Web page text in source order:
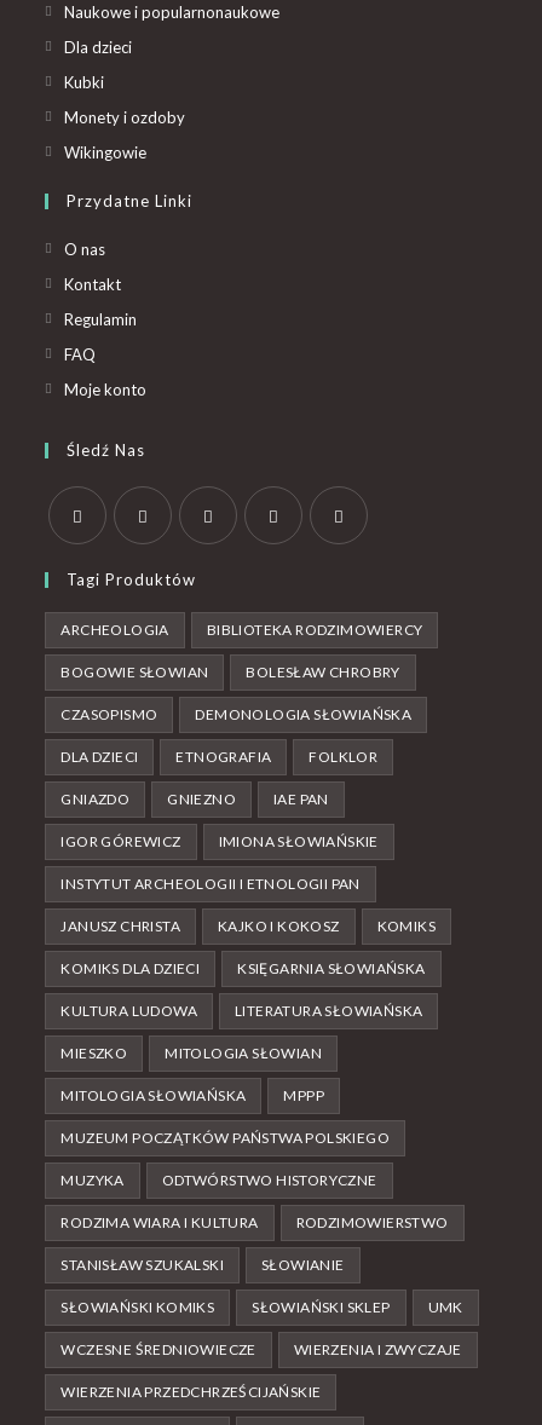
Naukowe i popularnonaukowe
Dla dzieci
Kubki
Monety i ozdoby
Wikingowie
Przydatne Linki
O nas
Kontakt
Regulamin
FAQ
Moje konto
Śledź Nas
Tagi Produktów
ARCHEOLOGIA BIBLIOTEKA RODZIMOWIERCY
BOGOWIE SŁOWIAN BOLESŁAW CHROBRY
CZASOPISMO DEMONOLOGIA SŁOWIAŃSKA
DLA DZIECI ETNOGRAFIA FOLKLOR
GNIAZDO GNIEZNO IAE PAN
IGOR GÓREWICZ IMIONA SŁOWIAŃSKIE
INSTYTUT ARCHEOLOGII I ETNOLOGII PAN
JANUSZ CHRISTA KAJKO I KOKOSZ KOMIKS
KOMIKS DLA DZIECI KSIĘGARNIA SŁOWIAŃSKA
KULTURA LUDOWA LITERATURA SŁOWIAŃSKA
MIESZKO MITOLOGIA SŁOWIAN
MITOLOGIA SŁOWIAŃSKA MPPP
MUZEUM POCZĄTKÓW PAŃSTWA POLSKIEGO
MUZYKA ODTWÓRSTWO HISTORYCZNE
RODZIMA WIARA I KULTURA RODZIMOWIERSTWO
STANISŁAW SZUKALSKI SŁOWIANIE
SŁOWIAŃSKI KOMIKS SŁOWIAŃSKI SKLEP UMK
WCZESNE ŚREDNIOWIECZE WIERZENIA I ZWYCZAJE
WIERZENIA PRZEDCHRZEŚCIJAŃSKIE